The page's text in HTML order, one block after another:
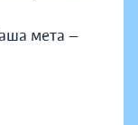
мета —